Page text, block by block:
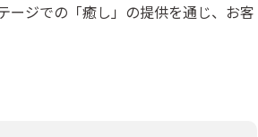
ージでの「癒し」の提供を通じ、お客